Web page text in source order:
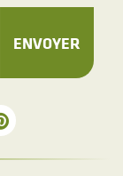
ENVOYER